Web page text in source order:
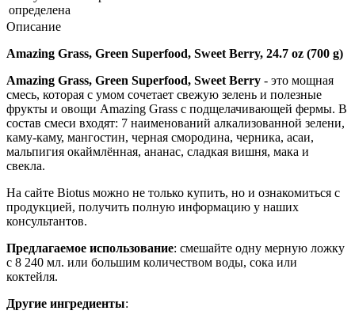
определена
Описание
Amazing Grass, Green Superfood, Sweet Berry, 24.7 oz (700 g)
Amazing Grass, Green Superfood, Sweet Berry - это мощная
смесь, которая с умом сочетает свежую зелень и полезные
фрукты и овощи Amazing Grass с подщелачивающей фермы. В
состав смеси входят: 7 наименований алкализованной зелени,
каму-каму, мангостин, черная смородина, черника, асаи,
мальпигия окаймлённая, ананас, сладкая вишня, мака и
свекла.
На сайте Biotus можно не только купить, но и ознакомиться с
продукцией, получить полную информацию у наших
консультантов.
Предлагаемое использование: смешайте одну мерную ложку
с 8 240 мл. или большим количеством воды, сока или
коктейля.
Другие ингредиенты: